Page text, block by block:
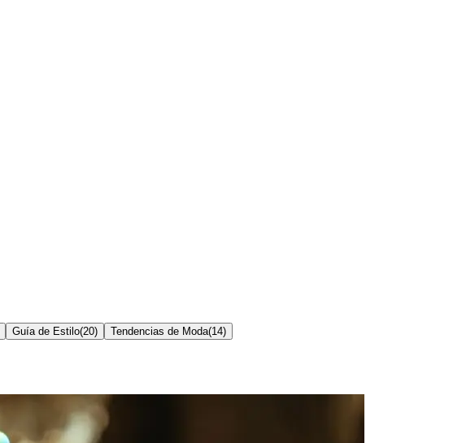
Guía de Estilo(20) Tendencias de Moda(14)